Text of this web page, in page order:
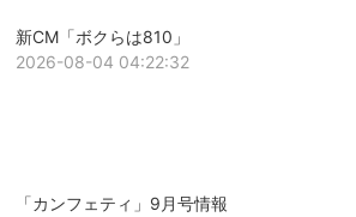
新CM「ボクらは810」
2026-08-04 04:22:32
「カンフェティ」9月号情報